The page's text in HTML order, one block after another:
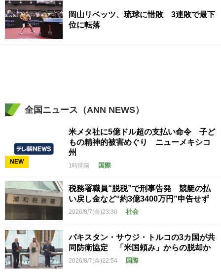
岡山リベッツ、琉球に惜敗 3連敗で最下
位に転落
全国ニュース（ANN NEWS）
NEW
米メタ社に5億ドル超の支払い命令 子ど
もの精神的被害めぐり ニューメキシコ
州
1時間前 国際
税務署職員“脱税”で刑事告発 競艇の払
い戻し金など“約3億3400万円”申告せず
2026/8/7(金)23:30 社会
パキスタン・サウジ・トルコの3カ国が共
同防衛協定 「米国頼み」からの脱却か
2026/8/7(金)22:54 国際